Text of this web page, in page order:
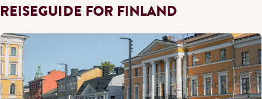
REISEGUIDE FOR FINLAND